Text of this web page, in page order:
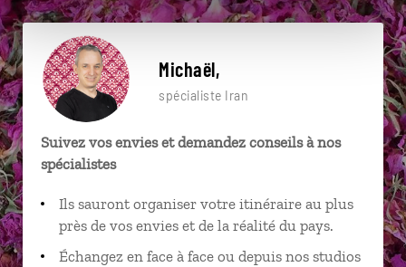
Michaël,
spécialiste Iran
Suivez vos envies et demandez conseils à nos
spécialistes
Ils sauront organiser votre itinéraire au plus
près de vos envies et de la réalité du pays.
Échangez en face à face ou depuis nos studios